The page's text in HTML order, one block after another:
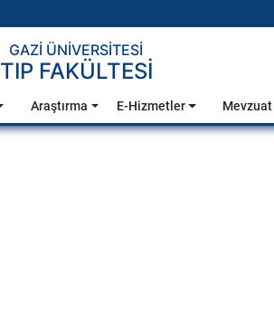
GAZİ ÜNİVERSİTESİ
TIP FAKÜLTESİ
Araştırma E-Hizmetler Mevzuat